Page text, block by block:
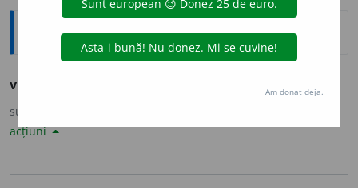
Sinonime
vig
sursa:
acțiuni
Am donat deja.